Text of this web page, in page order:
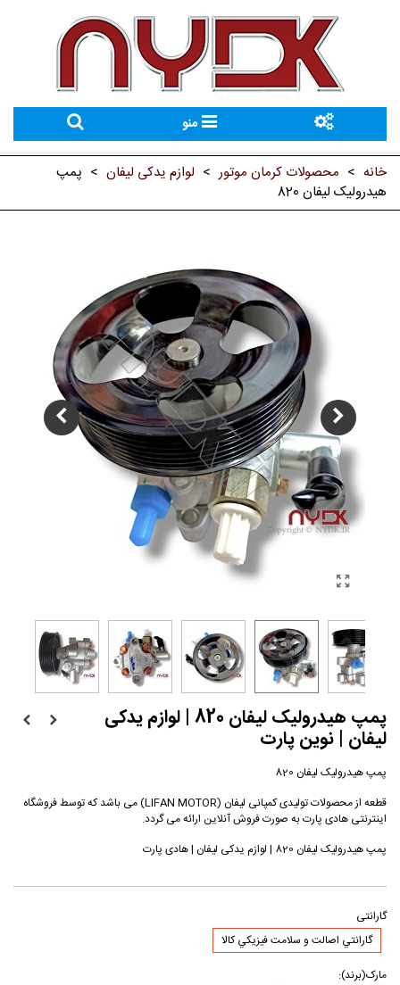
منو
خانه > محصولات کرمان موتور > لوازم یدکی لیفان > پمپ
هیدرولیک لیفان 820
پمپ هیدرولیک لیفان 820 | لوازم یدکی
لیفان | نوین پارت
پمپ هیدرولیک لیفان 820
قطعه از محصولات تولیدی کمپانی لیفان (LIFAN MOTOR) می باشد که توسط فروشگاه
اینترنتی هادی پارت به صورت فروش آنلاین ارائه می گردد.
پمپ هیدرولیک لیفان 820 | لوازم یدکی لیفان | هادی پارت
گارانتی
گارانتي اصالت و سلامت فيزيکي کالا
مارک(برند):